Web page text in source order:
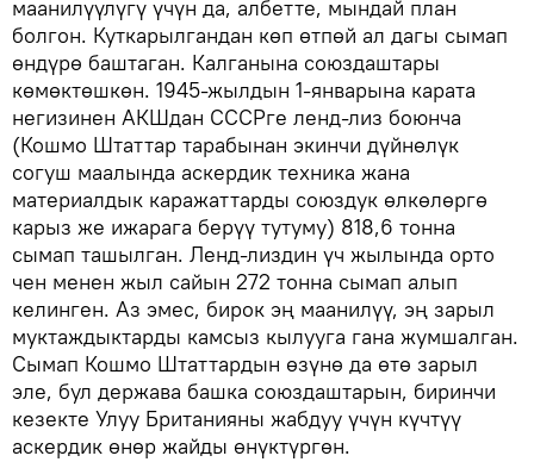
маанилүүлүгү үчүн да, албетте, мындай план
болгон. Куткарылгандан көп өтпөй ал дагы сымап
өндүрө баштаган. Калганына союздаштары
көмөктөшкөн. 1945-жылдын 1-январына карата
негизинен АКШдан СССРге ленд-лиз боюнча
(Кошмо Штаттар тарабынан экинчи дүйнөлүк
согуш маалында аскердик техника жана
материалдык каражаттарды союздук өлкөлөргө
карыз же ижарага берүү тутуму) 818,6 тонна
сымап ташылган. Ленд-лиздин үч жылында орто
чен менен жыл сайын 272 тонна сымап алып
келинген. Аз эмес, бирок эң маанилүү, эң зарыл
муктаждыктарды камсыз кылууга гана жумшалган.
Сымап Кошмо Штаттардын өзүнө да өтө зарыл
эле, бул держава башка союздаштарын, биринчи
кезекте Улуу Британияны жабдуу үчүн күчтүү
аскердик өнөр жайды өнүктүргөн.